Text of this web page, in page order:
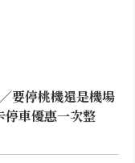
要停桃機還是機場
停車優惠一次整